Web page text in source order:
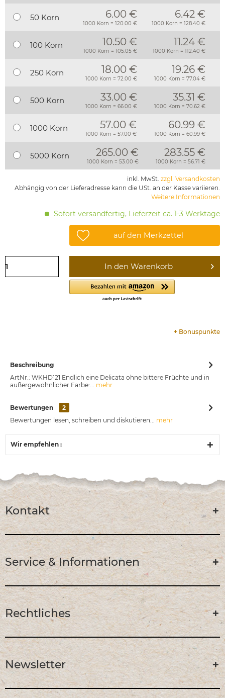
50 Korn 6.00 €
1000 Korn = 120.00 €
6.42 €
1000 Korn = 128.40 €
100 Korn 10.50 €
1000 Korn = 105.05 €
11.24 €
1000 Korn = 112.40 €
250 Korn 18.00 €
1000 Korn = 72.00 €
19.26 €
1000 Korn = 77.04 €
500 Korn 33.00 €
1000 Korn = 66.00 €
35.31 €
1000 Korn = 70.62 €
1000 Korn 57.00 €
1000 Korn = 57.00 €
60.99 €
1000 Korn = 60.99 €
5000 Korn 265.00 €
1000 Korn = 53.00 €
283.55 €
1000 Korn = 56.71 €
inkl. MwSt. zzgl. Versandkosten
Abhängig von der Lieferadresse kann die USt. an der Kasse variieren.
Weitere Informationen
Sofort versandfertig, Lieferzeit ca. 1-3 Werktage
auf den Merkzettel
In den Warenkorb
+ Bonuspunkte
Beschreibung
ArtNr.: WKHD121 Endlich eine Delicata ohne bittere Früchte und in
außergewöhnlicher Farbe:... mehr
Bewertungen
2
Bewertungen lesen, schreiben und diskutieren... mehr
Wir empfehlen :
Kontakt
Service & Informationen
Rechtliches
Newsletter